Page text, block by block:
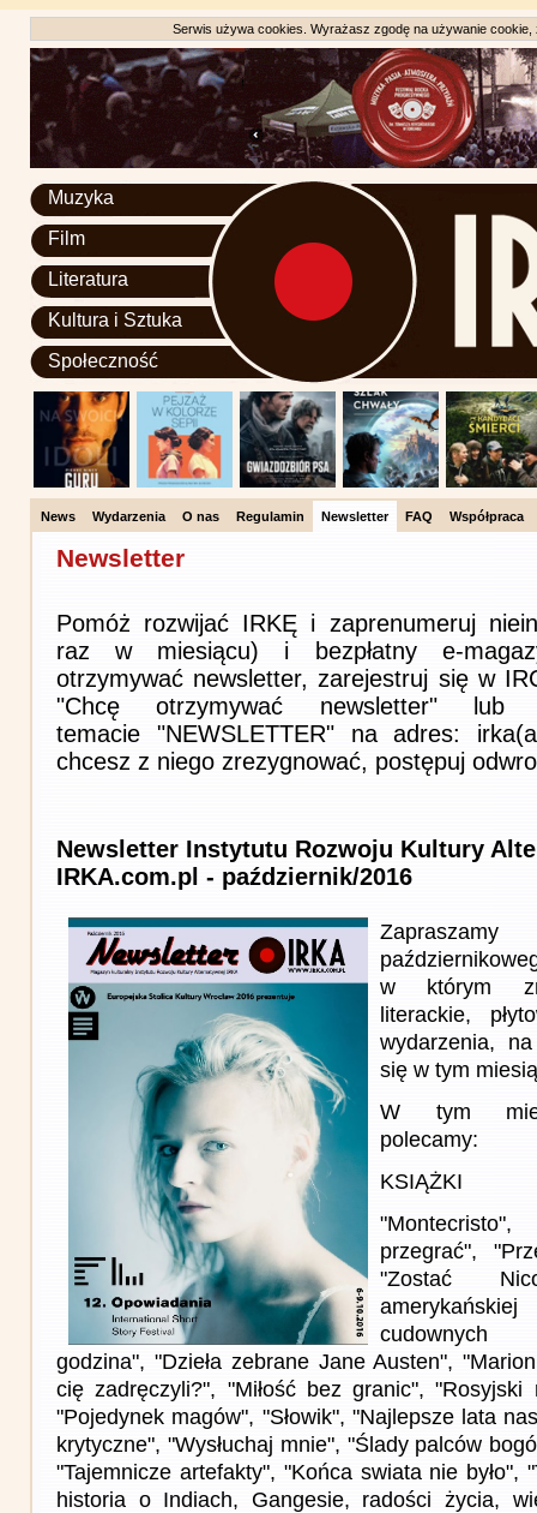
Serwis używa cookies. Wyrażasz zgodę na używanie
Muzyka
Film
Literatura
Kultura i Sztuka
Społeczność
News Wydarzenia O nas Regulamin Newsletter FAQ Współpraca
Newsletter
Pomóż rozwijać IRKĘ i zaprenumeruj
raz w miesiącu) i bezpłatny e-
otrzymywać newsletter, zarejestruj się w
"Chcę otrzymywać newsletter"
temacie "NEWSLETTER" na adres:
chcesz z niego zrezygnować, postępuj
Newsletter Instytutu Rozwoju Kultury
IRKA.com.pl - październik/2016
w którym
literackie,
wydarzenia,
się w tym
W tym
polecamy:
KSIĄŻKI
przegrać",
"Zostać
cudownych
godzina", "Dzieła zebrane Jane Austen",
cię zadręczyli?", "Miłość bez granic", "Rosyjski
"Pojedynek magów", "Słowik", "Najlepsze lata
krytyczne", "Wysłuchaj mnie", "Ślady palców
"Tajemnicze artefakty", "Końca swiata nie było",
historia o Indiach, Gangesie, radości życia,